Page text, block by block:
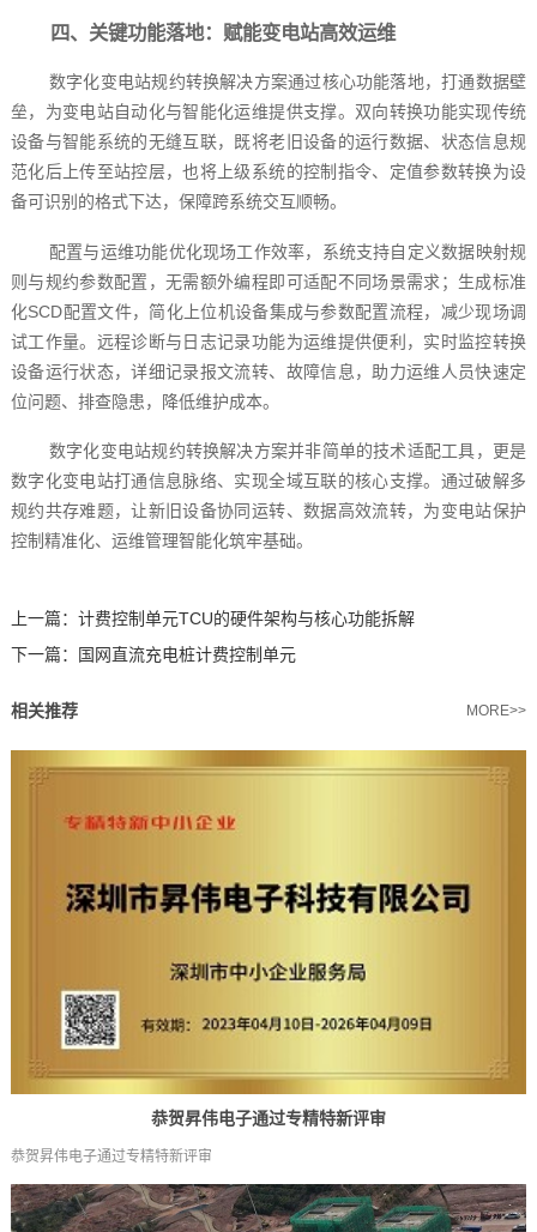
四、关键功能落地：赋能变电站高效运维
数字化变电站规约转换解决方案通过核心功能落地，打通数据壁
垒，为变电站自动化与智能化运维提供支撑。双向转换功能实现传统
设备与智能系统的无缝互联，既将老旧设备的运行数据、状态信息规
范化后上传至站控层，也将上级系统的控制指令、定值参数转换为设
备可识别的格式下达，保障跨系统交互顺畅。
配置与运维功能优化现场工作效率，系统支持自定义数据映射规
则与规约参数配置，无需额外编程即可适配不同场景需求；生成标准
化SCD配置文件，简化上位机设备集成与参数配置流程，减少现场调
试工作量。远程诊断与日志记录功能为运维提供便利，实时监控转换
设备运行状态，详细记录报文流转、故障信息，助力运维人员快速定
位问题、排查隐患，降低维护成本。
数字化变电站规约转换解决方案并非简单的技术适配工具，更是
数字化变电站打通信息脉络、实现全域互联的核心支撑。通过破解多
规约共存难题，让新旧设备协同运转、数据高效流转，为变电站保护
控制精准化、运维管理智能化筑牢基础。
上一篇： 计费控制单元TCU的硬件架构与核心功能拆解
下一篇：
国网直流充电桩计费控制单元
相关推荐 MORE>>
恭贺昇伟电子通过专精特新评审
恭贺昇伟电子通过专精特新评审